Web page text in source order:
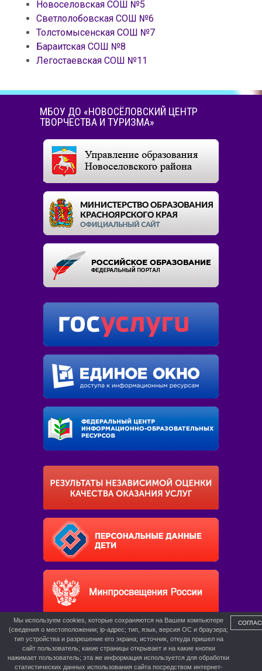
Новоселовская СОШ №5
Светлолобовская СОШ №6
Толстомысенская СОШ №7
Бараитская СОШ №8
Легостаевская СОШ №11
МБОУ ДО «НОВОСЁЛОВСКИЙ ЦЕНТР
ТВОРЧЕСТВА И ТУРИЗМА»
Мы используем cookies, которые сохраняются на Вашем компьютере
(сведения о местоположении; ip-адрес; тип, язык, версия ОС и браузера;
тип устройства и разрешение его экрана; источник, откуда пришел на
сайт пользователь; какие страницы открывает и на какие кнопки
нажимает пользователь; эта же информация используется для обработки
статистических данных использования сайта посредством интернет-